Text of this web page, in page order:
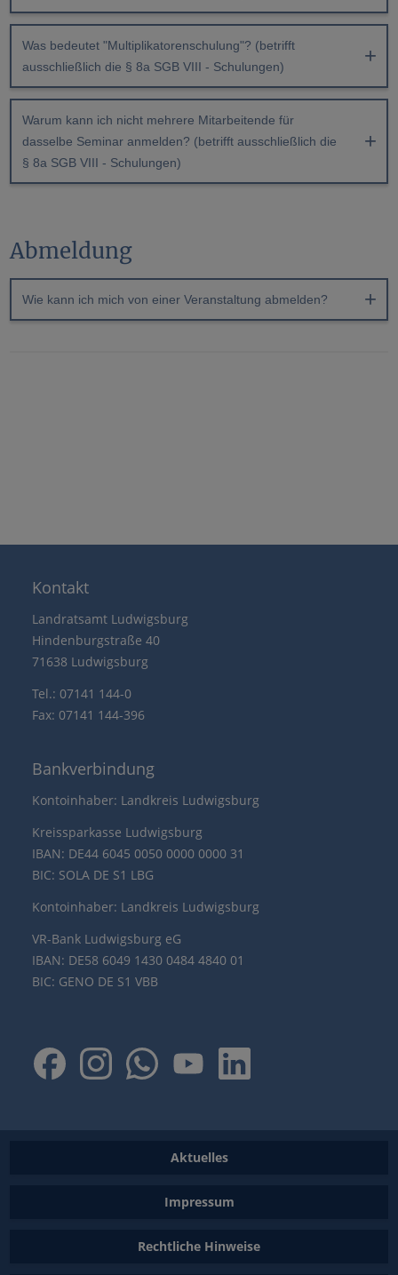
Was bedeutet "Multiplikatorenschulung"? (betrifft
ausschließlich die § 8a SGB VIII - Schulungen)
Warum kann ich nicht mehrere Mitarbeitende für
dasselbe Seminar anmelden? (betrifft ausschließlich die
§ 8a SGB VIII - Schulungen)
Abmeldung
Wie kann ich mich von einer Veranstaltung abmelden?
Kontakt
Landratsamt Ludwigsburg
Hindenburgstraße 40
71638 Ludwigsburg
Tel.: 07141 144-0
Fax: 07141 144-396
Bankverbindung
Kontoinhaber: Landkreis Ludwigsburg
Kreissparkasse Ludwigsburg
IBAN: DE44 6045 0050 0000 0000 31
BIC: SOLA DE S1 LBG
Kontoinhaber: Landkreis Ludwigsburg
VR-Bank Ludwigsburg eG
IBAN: DE58 6049 1430 0484 4840 01
BIC: GENO DE S1 VBB
Aktuelles
Impressum
Rechtliche Hinweise